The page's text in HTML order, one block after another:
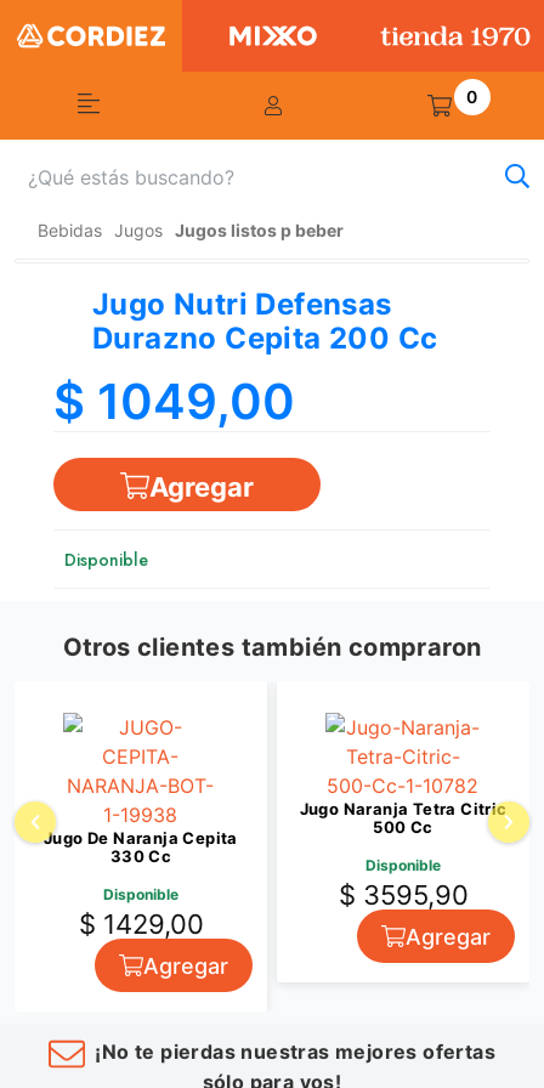
0
Bebidas Jugos Jugos listos p beber
Jugo Nutri Defensas
Durazno Cepita 200 Cc
$ 1049,00
Agregar
Disponible
Otros clientes también compraron
Jugo De Naranja Cepita
330 Cc
Disponible
$ 1429,00
Agregar
Jugo Naranja Tetra Citric
500 Cc
Disponible
$ 3595,90
Agregar
¡No te pierdas nuestras mejores ofertas
sólo para vos!